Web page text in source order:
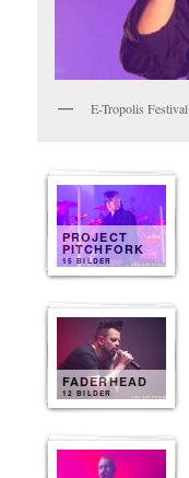
E-Tropolis Festival
PROJECT
PITCHFORK
15 BILDER
FADERHEAD
12 BILDER